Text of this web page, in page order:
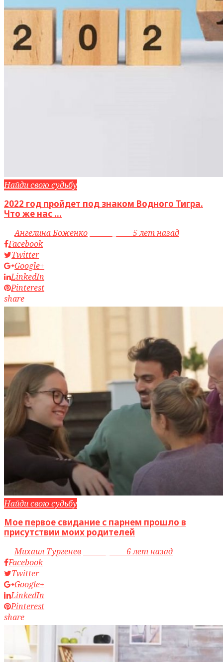
Найди свою судьбу
2022 год пройдет под знаком Водного Тигра.
Что же нас ...
byАнгелина Боженко
5 лет назад
Facebook
Twitter
Google+
LinkedIn
Pinterest
share
Найди свою судьбу
Мое первое свидание с парнем прошло в
присутствии моих родителей
byМихаил Тургенев
6 лет назад
Facebook
Twitter
Google+
LinkedIn
Pinterest
share